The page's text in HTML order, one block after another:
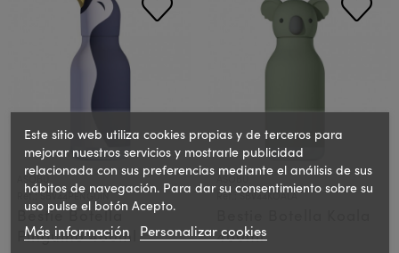
ASOBU
Ref.: SBV44PENGUIN
Bestie Botella
Pinguino 460ml
ASOBU
Ref.: SBV44KOALA
460ml
Este sitio web utiliza cookies propias y de terceros para
mejorar nuestros servicios y mostrarle publicidad
relacionada con sus preferencias mediante el análisis de sus
hábitos de navegación. Para dar su consentimiento sobre su
uso pulse el botón Acepto.
Más información Personalizar cookies